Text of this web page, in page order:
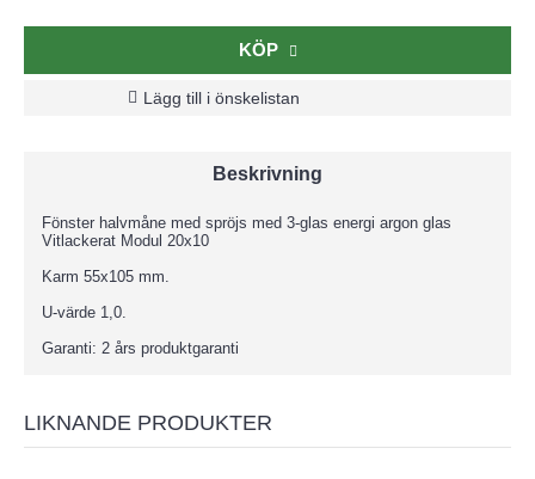
KÖP
Lägg till i önskelistan
Beskrivning
Fönster halvmåne med spröjs med 3-glas energi argon glas
Vitlackerat Modul 20x10
Karm 55x105 mm.
U-värde 1,0.
Garanti: 2 års produktgaranti
LIKNANDE PRODUKTER